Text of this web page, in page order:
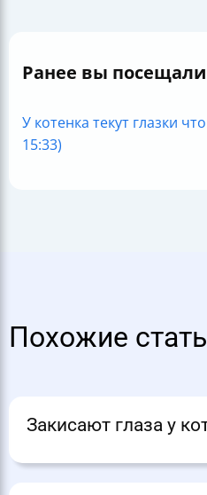
Ранее вы посещали
У котенка текут глазки
15:33)
Похожие
Закисают глаза у